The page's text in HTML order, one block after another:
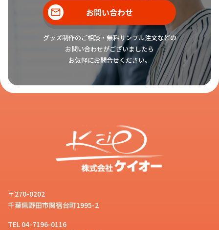
お問い合わせ
グッズ制作のご相談・無料サンプル注文などの
お問い合わせがございましたら
お気軽にお問合せください。
〒270-0202
千葉県野田市関宿台町1995-2
TEL 04-7196-0116